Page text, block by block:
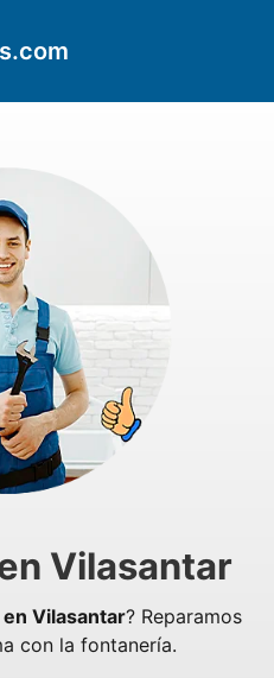
Vilasantar
Vilasantar? Reparamos
con la fontanería.